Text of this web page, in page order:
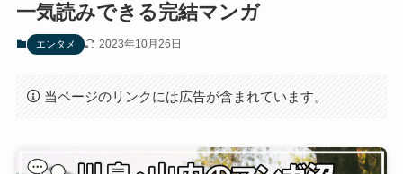
一気読みできる完結マンガ
エンタメ 2023年10月26日
当ページのリンクには広告が含まれています。